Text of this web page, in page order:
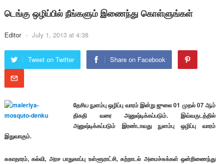
டெங்கு ஒழிப்பில் நீங்களும் இணைந்து கொள்ளுங்கள்
Editor - July 1, 2013 at 4:38
Tweet on Twitter Share on Facebook
தேசிய நுளம்பு ஒழிப்பு வாரம் இன்று ஜுலை 01 முதல் 07 ஆம்
திகதி வரை அனுஷ்டிக்கப்படும். இவ்வருடத்தில்
அனுஷ்டிக்கப்படும் இரண்டாவது நுளம்பு ஒழிப்பு வாரம்
இதுவாகும்.
சுகாதாரம், கல்வி, அரச பாதுகாப்பு உள்ளூராட்சி, சுற்றாடல் அமைச்சுக்கள் ஒன்றிணைந்து